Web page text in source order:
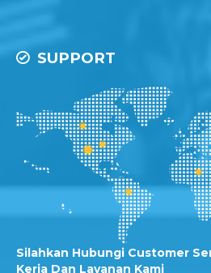
SUPPORT
Silahkan Hubungi Customer
Kerja Dan Layanan Kami